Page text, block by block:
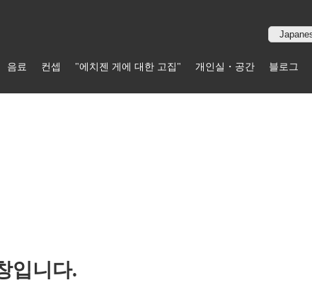
음료 컨셉 "에치젠 게에 대한 고집" 개인실・공간 블로그
입니다.